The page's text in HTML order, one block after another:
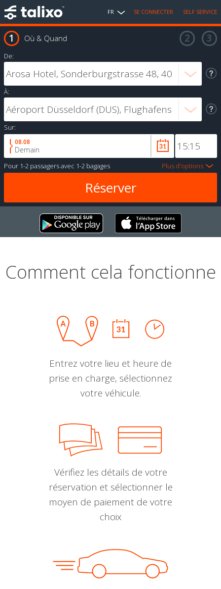
FR SE CONNECTER SELF SERVICE
Où & Quand
De:
À:
Sur:
08.08
Demain
Pour 1-2 passagersavec 1-2 bagages Plus d'options
Comment cela fonctionne
Entrez votre lieu et heure de
prise en charge, sélectionnez
votre véhicule.
Vérifiez les détails de votre
réservation et sélectionner le
moyen de paiement de votre
choix